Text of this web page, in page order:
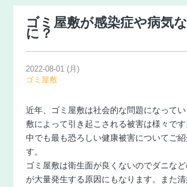
ゴミ屋敷が感染症や病気
に？
2022-08-01 (月)
ゴミ屋敷
近年、ゴミ屋敷は社会的な問題になって
敷によって引き起こされる被害は様々で
中でも最も恐ろしい健康被害についてご
す。
ゴミ屋敷は衛生面が良くないのでダニな
が大量発生する原因にもなります。また